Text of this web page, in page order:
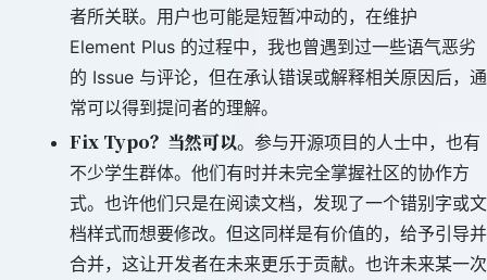
者所关联。用户也可能是短暂冲动的，在维护
Element Plus 的过程中，我也曾遇到过一些语气恶劣
的 Issue 与评论，但在承认错误或解释相关原因后，通
常可以得到提问者的理解。
Fix Typo？当然可以。参与开源项目的人士中，也有
不少学生群体。他们有时并未完全掌握社区的协作方
式。也许他们只是在阅读文档，发现了一个错别字或文
档样式而想要修改。但这同样是有价值的，给予引导并
合并，这让开发者在未来更乐于贡献。也许未来某一次